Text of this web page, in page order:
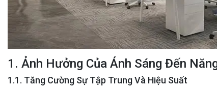
1. Ảnh Hưởng Của Ánh Sáng Đến
1.1. Tăng Cường Sự Tập Trung Và Hiệu Suất